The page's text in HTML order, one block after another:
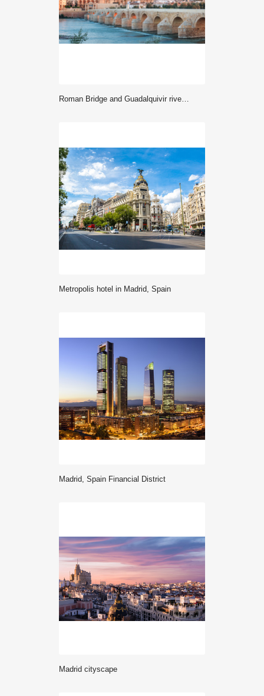
Roman Bridge and Guadalquivir river, Great Mosque, Cordoba, Spai
Metropolis hotel in Madrid, Spain
Madrid, Spain Financial District
Madrid cityscape